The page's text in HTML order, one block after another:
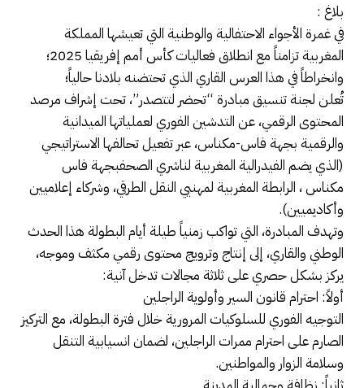
بلاغ :
​في غمرة الأجواء الاحتفالية والوطنية التي تعيشها المملكة
المغربية تزامناً مع انطلاق فعاليات كأس أمم إفريقيا 2025؛
وانخراطاً في هذا العرس القاري الذي تحتضنه بلادنا حالياً؛
​تُعلن لجنة تنسيق مبادرة “تحضر لتتصدر”، تحت إشراف مرصد
المحتوى الرقمي، عن التدشين الفوري لعملياتها الميدانية
والرقمية بجهة فاس-مكناس، عبر تفعيل تحالفها الاستراتيجي
(الذي يضم الفيدرالية المغربية لناشري الصحفبجهة فاس
مكناس ، الرابطة المغربية لمهنيي النقل الطرقي، وشركاء إعلاميين
وأكاديميين).
​وتهدف المبادرة، التي تواكب زمنياً طيلة أيام البطولة هذا الحدث
الوطني والقاري، إلى إنتاج وترويج محتوى رقمي مكثف وموجه،
يركز بشكل حصري على ثلاثة مجالات تدخل آنية:
​أولاً: احترام قانون السير وأولوية الراجلين
التوجيه الفوري للسلوكيات المرورية خلال فترة البطولة، مع التركيز
الصارم على احترام ممرات الراجلين، لضمان انسيابية التنقل
وسلامة الزوار والمواطنين.